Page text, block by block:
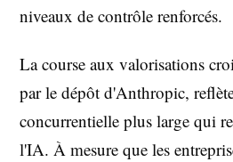
niveaux de contrôle renforcés.
La course aux valorisations
par le dépôt d'Anthropic,
concurrentielle plus large qui
l'IA. À mesure que les